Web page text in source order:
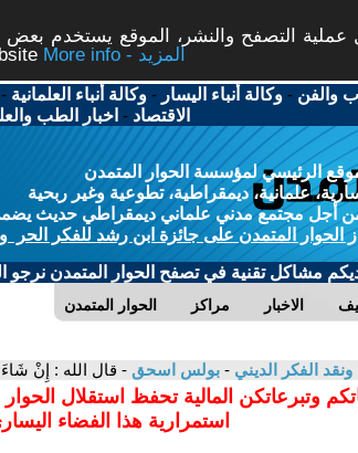
التصفح والنشر، الموقع يستخدم بعض
More info - المزيد
والفن -وكالة أنباء اليسار -وكالة أنباء العلمانية
الاقتصاد - اخبار الطب
الرئيسي لمؤسسة الحوار المتمدن
علمانية، ديمقراطية، تطوعية وغير ربحية
أجل مجتمع مدني علماني ديمقراطي حديث يضمن
الحوار المتمدن على جائزة ابن رشد للفكر الحر
مشاكل تقنية في تصفح الحوار المتمدن نرجو
الحوار المتمدن مراكز الاخبار
ونقد الفكر الديني - بولس اسحق - قال الله : إِنْ شَاءَ
وتبرعاتكن المالية تحفظ استقلال
استمرارية هذا الفضاء